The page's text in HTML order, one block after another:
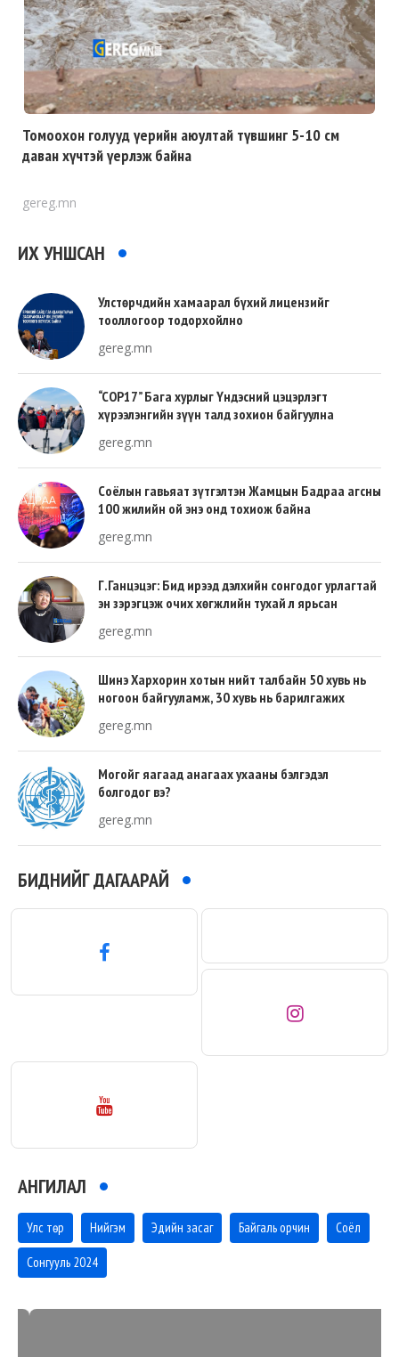
Томоохон голууд үерийн аюултай түвшинг 5-10 см
даван хүчтэй үерлэж байна
gereg.mn
ИХ УНШСАН
Улстөрчдийн хамаарал бүхий лицензийг
тооллогоор тодорхойлно
gereg.mn
“COP17” Бага хурлыг Үндэсний цэцэрлэгт
хүрээлэнгийн зүүн талд зохион байгуулна
gereg.mn
Соёлын гавьяат зүтгэлтэн Жамцын Бадраа агсны
100 жилийн ой энэ онд тохиож байна
gereg.mn
Г.Ганцэцэг: Бид ирээд дэлхийн сонгодог урлагтай
эн зэрэгцэж очих хөгжлийн тухай л ярьсан
gereg.mn
Шинэ Хархорин хотын нийт талбайн 50 хувь нь
ногоон байгууламж, 30 хувь нь барилгажих
gereg.mn
Могойг яагаад анагаах ухааны бэлгэдэл
болгодог вэ?
gereg.mn
БИДНИЙГ ДАГААРАЙ
АНГИЛАЛ
Улс төр Нийгэм Эдийн засаг Байгаль орчин Соёл
Сонгууль 2024